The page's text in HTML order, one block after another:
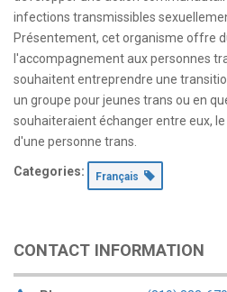
infections transmissibles
Présentement, cet organisme offre
l'accompagnement aux personnes
souhaitent entreprendre une
un groupe pour jeunes trans ou en
souhaiteraient échanger entre eux,
d'une personne trans.
Categories: Français
CONTACT INFORMATION